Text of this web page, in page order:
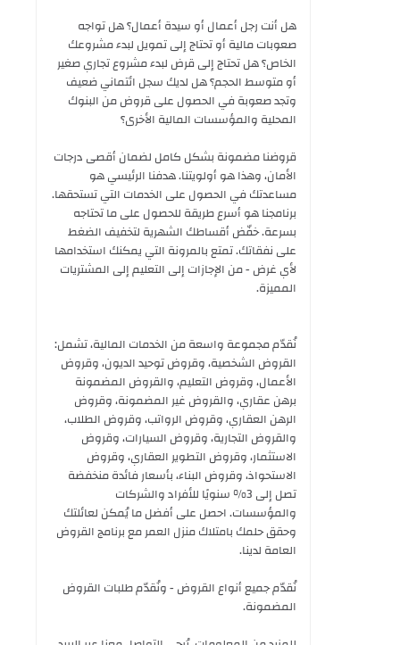
هل أنت رجل أعمال أو سيدة أعمال؟ هل تواجه
صعوبات مالية أو تحتاج إلى تمويل لبدء مشروعك
الخاص؟ هل تحتاج إلى قرض لبدء مشروع تجاري صغير
أو متوسط ​​الحجم؟ هل لديك سجل ائتماني ضعيف
وتجد صعوبة في الحصول على قروض من البنوك
المحلية والمؤسسات المالية الأخرى؟
قروضنا مضمونة بشكل كامل لضمان أقصى درجات
الأمان، وهذا هو أولويتنا. هدفنا الرئيسي هو
مساعدتك في الحصول على الخدمات التي تستحقها.
برنامجنا هو أسرع طريقة للحصول على ما تحتاجه
بسرعة. خفّض أقساطك الشهرية لتخفيف الضغط
على نفقاتك. تمتع بالمرونة التي يمكنك استخدامها
لأي غرض - من الإجازات إلى التعليم إلى المشتريات
المميزة.
نُقدّم مجموعة واسعة من الخدمات المالية، تشمل:
القروض الشخصية، وقروض توحيد الديون، وقروض
الأعمال، وقروض التعليم، والقروض المضمونة
برهن عقاري، والقروض غير المضمونة، وقروض
الرهن العقاري، وقروض الرواتب، وقروض الطلاب،
والقروض التجارية، وقروض السيارات، وقروض
الاستثمار، وقروض التطوير العقاري، وقروض
الاستحواذ، وقروض البناء، بأسعار فائدة منخفضة
تصل إلى 3% سنويًا للأفراد والشركات
والمؤسسات. احصل على أفضل ما يُمكن لعائلتك
وحقق حلمك بامتلاك منزل العمر مع برنامج القروض
العامة لدينا.
نُقدّم جميع أنواع القروض - ونُقدّم طلبات القروض
المضمونة.